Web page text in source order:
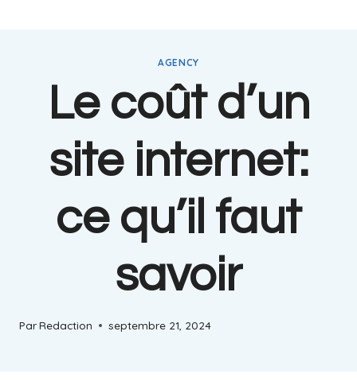
AGENCY
Le coût d’un
site internet:
ce qu’il faut
savoir
ParRedaction septembre 21, 2024